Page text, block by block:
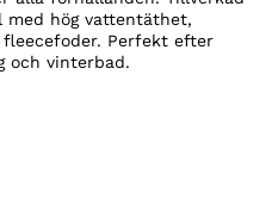
med hög vattentäthet,
Perfekt efter
och vinterbad.